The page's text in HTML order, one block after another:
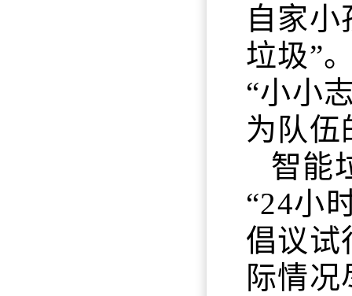
自家
垃圾”
“小小
为队伍
智能
“24小
倡议试
际情